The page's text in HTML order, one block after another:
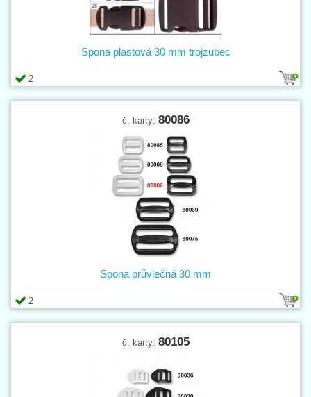
2
Spona plastová 30 mm trojzubec
č. karty: 80086
2
Spona průvlečná 30 mm
č. karty: 80105